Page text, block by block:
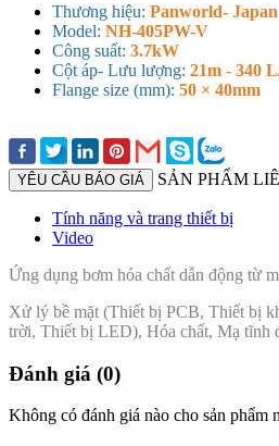
Thương hiệu: Panworld- Japan
Model: NH-405PW-V
Công suất: 3.7kW
Cột áp- Lưu lượng: 21m - 340
Flange size (mm): 50 × 40mm
YÊU CẦU BÁO GIÁ SẢN PHẨM
Tính năng và trang thiết bị
Video
Ứng dụng bơm hóa chất dẫn động từ
Xử lý bề mặt (Thiết bị PCB, Thiết bị
trời, Thiết bị LED), Hóa chất, Mạ tĩnh
Đánh giá (0)
Không có đánh giá nào cho sản phẩm